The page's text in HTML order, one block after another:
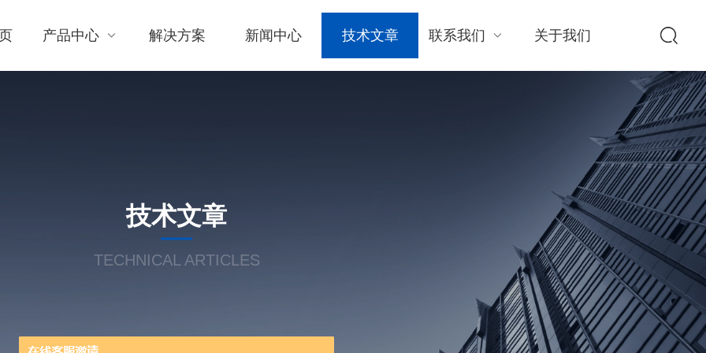
产品中心 解决方案 新闻中心 技术文章 联系我们 关于我们
技术文章
TECHNICAL ARTICLES